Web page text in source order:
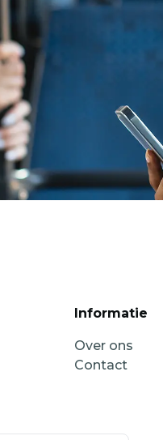
Informatie
Over ons
Contact